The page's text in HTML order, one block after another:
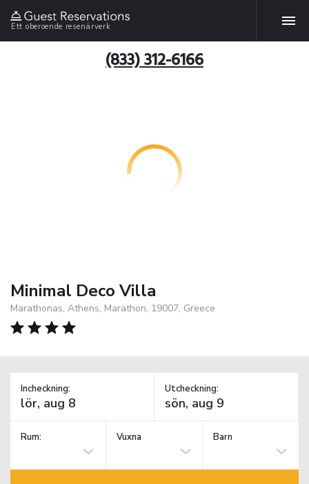
Ett oberoende resenärverk
(833) 312-6166
Minimal Deco Villa
Marathonas, Athens, Marathon, 19007, Greece
Incheckning: Utcheckning:
Rum: Vuxna Barn